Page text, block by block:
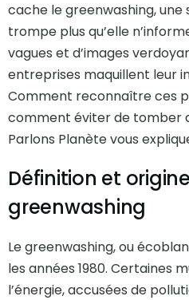
cache le greenwashing,
trompe plus qu’elle
vagues et d’images
entreprises maquillent leur
Comment reconnaître ces
comment éviter de tomber
Parlons Planète vous
Définition et
greenwashing
Le greenwashing, ou
les années 1980. Certaines
l’énergie, accusées de